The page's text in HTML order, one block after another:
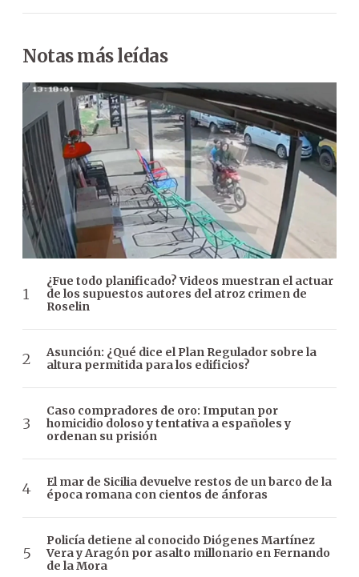
Notas más leídas
¿Fue todo planificado? Videos muestran el actuar
de los supuestos autores del atroz crimen de
Roselin
Asunción: ¿Qué dice el Plan Regulador sobre la
altura permitida para los edificios?
Caso compradores de oro: Imputan por
homicidio doloso y tentativa a españoles y
ordenan su prisión
El mar de Sicilia devuelve restos de un barco de la
época romana con cientos de ánforas
Policía detiene al conocido Diógenes Martínez
Vera y Aragón por asalto millonario en Fernando
de la Mora